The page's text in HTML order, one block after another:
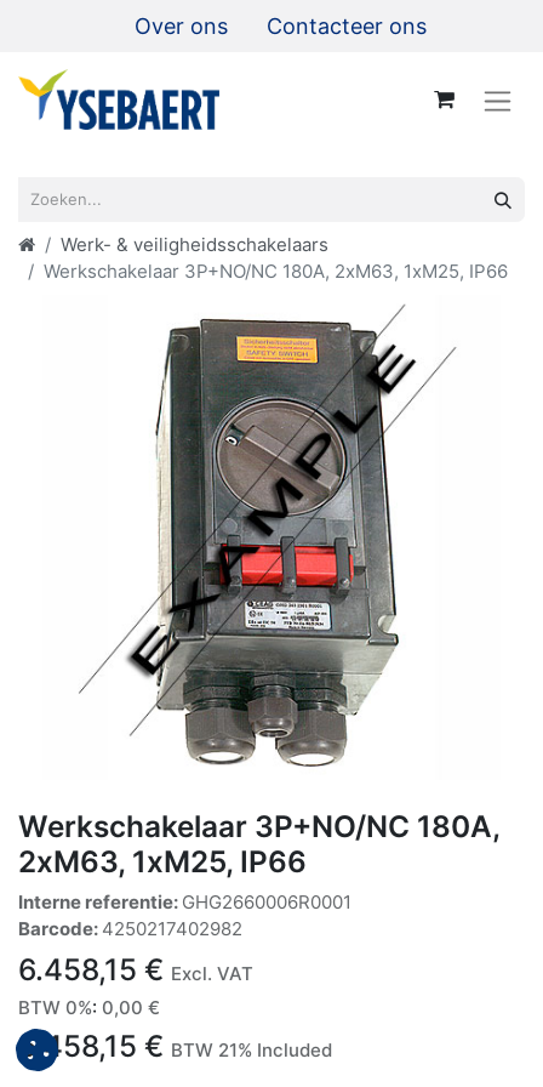
Over ons Contacteer ons
Werk- & veiligheidsschakelaars
Werkschakelaar 3P+NO/NC 180A, 2xM63, 1xM25, IP66
Werkschakelaar 3P+NO/NC 180A,
2xM63, 1xM25, IP66
Interne referentie: GHG2660006R0001
Barcode: 4250217402982
6.458,15 € Excl. VAT
BTW 0%: 0,00 €
6.458,15 € BTW 21% Included